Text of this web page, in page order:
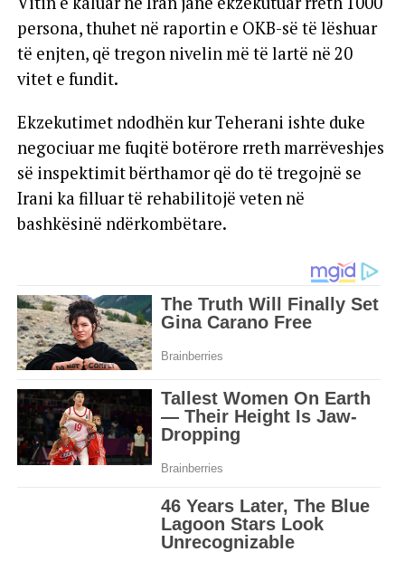
persona, thuhet në raportin e OKB-së të lëshuar
të enjten, që tregon nivelin më të lartë në 20
vitet e fundit.
Ekzekutimet ndodhën kur Teherani ishte duke
negociuar me fuqitë botërore rreth marrëveshjes
së inspektimit bërthamor që do të tregojnë se
Irani ka filluar të rehabilitojë veten në
bashkësinë ndërkombëtare.